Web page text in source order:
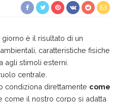
è il risultato di un
caratteristiche fisiche
agli stimoli esterni.
centrale.
condiziona direttamente come
come il nostro corpo si adatta